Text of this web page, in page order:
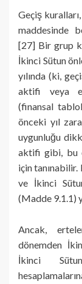
Geçiş
maddesinde
[27] Bir grup
İkinci Sütun
yılında (ki,
aktifi veya
(finansal
önceki yıl
uygunluğu
aktifi gibi, bu
için
ve İkinci
(Madde 9.1.1)
Ancak,
dönemden
İkinci